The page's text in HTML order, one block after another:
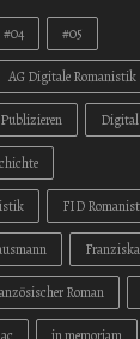
#04 #05
AG Digitale Romanistik
FID
Roman